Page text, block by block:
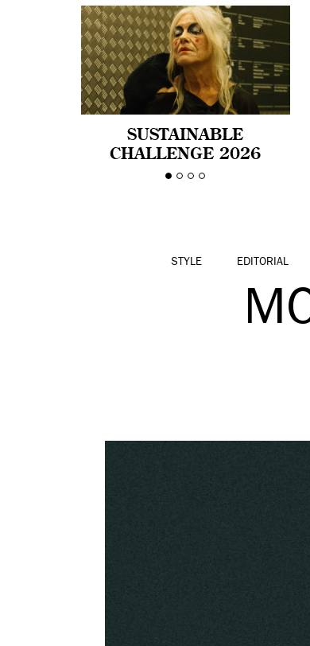
SUSTAINABLE
CHALLENGE 2026
CELEBRA LA
STYLE EDITORIAL